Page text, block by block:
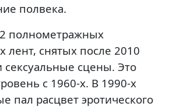
полвека.
полнометражных
лент, снятых после 2010
сексуальные сцены. Это
с 1960-х. В 1990-х
пал расцвет эротического